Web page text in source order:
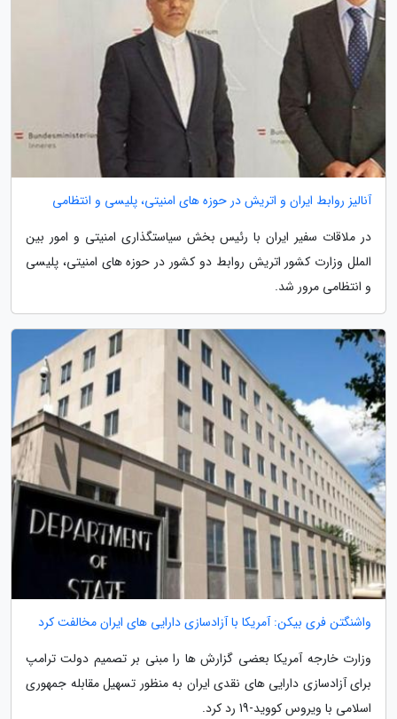
آنالیز روابط ایران و اتریش در حوزه های امنیتی، پلیسی و انتظامی
در ملاقات سفیر ایران با رئیس بخش سیاستگذاری امنیتی و امور بین
الملل وزارت کشور اتریش روابط دو کشور در حوزه های امنیتی، پلیسی
و انتظامی مرور شد.
واشنگتن فری بیکن: آمریکا با آزادسازی دارایی های ایران مخالفت کرد
وزارت خارجه آمریکا بعضی گزارش ها را مبنی بر تصمیم دولت ترامپ
برای آزادسازی دارایی های نقدی ایران به منظور تسهیل مقابله جمهوری
اسلامی با ویروس کووید-19 رد کرد.